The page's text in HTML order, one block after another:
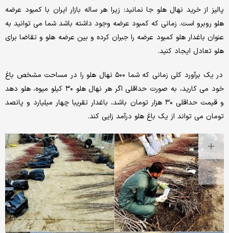
پالیز از خرید نهال هلو جا نمانید: زیرا هر ساله بازار ایران با کمبود عرضه
هلو روبرو است. زمانی که کمبود عرضه وجود داشته باشد شما می توانید به
عنوان باغدار هلو کمبود عرضه را جبران کرده و بین عرضه هلو و تقاضا برای
هلو تعادل ایجاد کنید.
در یک برآورد کلی زمانی که شما ۵۰۰ نهال هلو را در مساحت مشخص باغ
خود می کارید، به صورت حداقلی اگر هر نهال هلو ۳۰ کیلو میوه، هلو دهد
و قیمت حداقلی ۳۰ هزار تومان باشد، باغدار تقریبا چهار میلیارد و پانصد
تومان می تواند از یک باغ هلو درآمد زایی کند.